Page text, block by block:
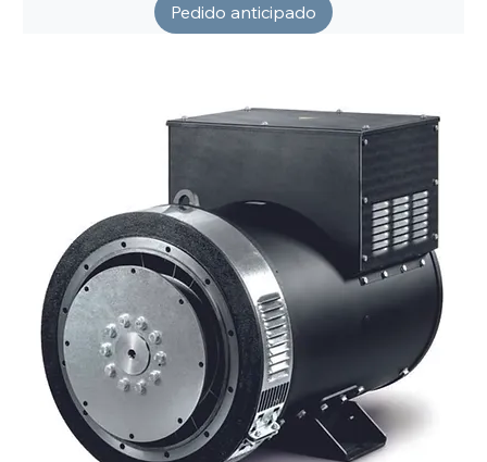
Pedido anticipado